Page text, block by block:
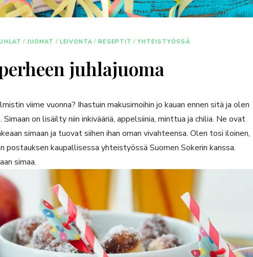
/ JUOMAT / LEIVONTA / RESEPTIT / YHTEISTYÖSSÄ
juhlajuoma
viime vuonna? Ihastuin makusimoihin jo kauan ennen sitä ja olen
on lisäilty niin inkivääriä, appelsiinia, minttua ja chilia. Ne ovat
simaan ja tuovat siihen ihan oman vivahteensa. Olen tosi iloinen,
kaupallisessa yhteistyössä Suomen Sokerin kanssa.
simaa.